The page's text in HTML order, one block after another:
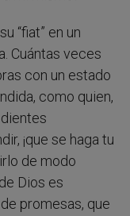
“fiat” en un
Cuántas veces
con un estado
como quien,
¡que se haga tu
de modo
Dios es
promesas, que